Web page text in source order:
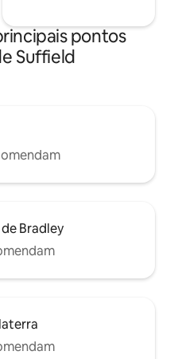
pontos
Suffield
Bradley